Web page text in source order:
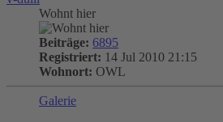
Wohnt hier
Beiträge: 6895
Registriert: 14 Jul 2010 21:15
Wohnort: OWL
Galerie